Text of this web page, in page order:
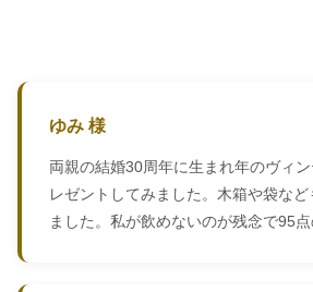
ゆみ 様
両親の結婚30周年に生まれ年のヴィ
レゼントしてみました。木箱や袋な
ました。私が飲めないのが残念で95点